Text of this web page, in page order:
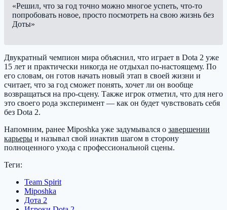
«Решил, что за год точно можно многое успеть, что-то
попробовать новое, просто посмотреть на свою жизнь без
Доты»
Двукратный чемпион мира объяснил, что играет в Dota 2 уже
15 лет и практически никогда не отдыхал по-настоящему. По
его словам, он готов начать новый этап в своей жизни и
считает, что за год сможет понять, хочет ли он вообще
возвращаться на про-сцену. Также игрок отметил, что для него
это своего рода эксперимент — как он будет чувствовать себя
без Dota 2.
Напомним, ранее Miposhka уже задумывался о завершении
карьеры и называл свой инактив шагом в сторону
полноценного ухода с профессиональной сцены.
Теги:
Team Spirit
Miposhka
Дота 2